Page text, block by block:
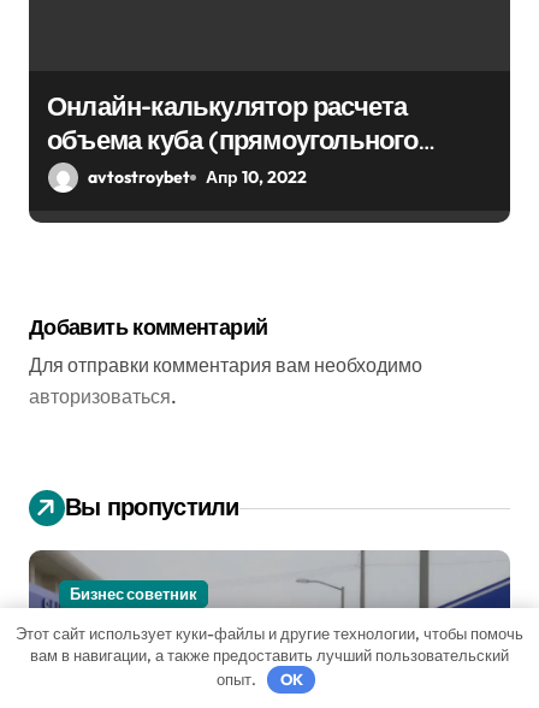
Онлайн-калькулятор расчета
объема куба (прямоугольного
парралепипеда)
avtostroybet Апр 10, 2022
Добавить комментарий
Для отправки комментария вам необходимо
авторизоваться.
Вы пропустили
Бизнес советник
Этот сайт использует куки-файлы и другие технологии, чтобы помочь
вам в навигации, а также предоставить лучший пользовательский
опыт.
OK